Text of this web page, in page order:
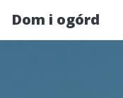
Dom i ogórd